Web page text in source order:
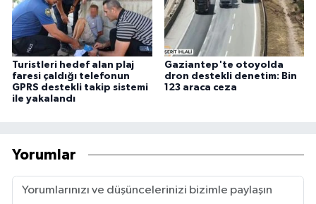
Turistleri hedef alan plaj
faresi çaldığı telefonun
GPRS destekli takip sistemi
ile yakalandı
Gaziantep'te otoyolda
dron destekli denetim: Bin
123 araca ceza
Yorumlar